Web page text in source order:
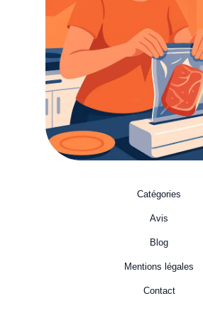
choisir le vôtre
Lucas
Catégories
Avis
Blog
Mentions légales
Contact